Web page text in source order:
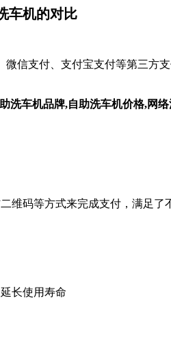
车机的对比
微信支付、支付宝支付等第三方
码等方式来完成支付，满足了
长使用寿命